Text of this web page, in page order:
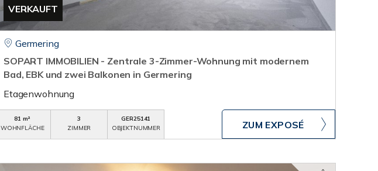
VERKAUFT
Germering
SOPART IMMOBILIEN - Zentrale 3-Zimmer-Wohnung mit modernem
Bad, EBK und zwei Balkonen in Germering
Etagenwohnung
81 m²
WOHNFLÄCHE
3
ZIMMER
GER25141
OBJEKTNUMMER
ZUM EXPOSÉ